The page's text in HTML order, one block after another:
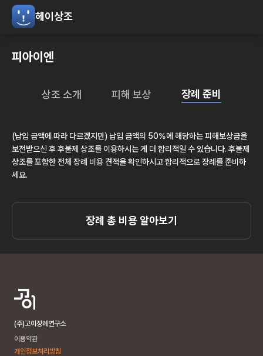
헤이상조
피아이엔
상조 소개 피해 보상 장례 준비
(납입 금액에 따라 다르겠지만) 납입 금액의 50%에 해당하는 피해보상금을
보전받으신 후 후불제 상조를 이용하시는 게 더 합리적일 수 있습니다. 후불제
상조를 포함한 전체 장례 비용 견적을 확인하시고 합리적으로 장례를 준비하
세요.
장례 총 비용 알아보기
(주)고이장례연구소
이용약관
개인정보처리방침